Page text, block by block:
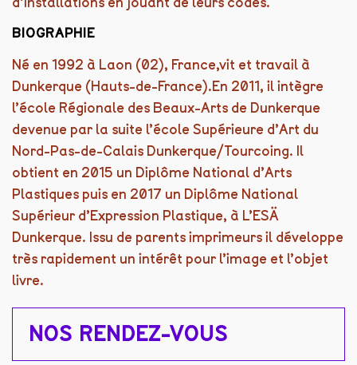
BIOGRAPHIE
Né en 1992 à Laon (02), France,vit et travail à
Dunkerque (Hauts-de-France).En 2011, il intègre
l’école Régionale des Beaux-Arts de Dunkerque
devenue par la suite l’école Supérieure d’Art du
Nord-Pas-de-Calais Dunkerque/Tourcoing. Il
obtient en 2015 un Diplôme National d’Arts
Plastiques puis en 2017 un Diplôme National
Supérieur d’Expression Plastique, à L’ESÄ
Dunkerque. Issu de parents imprimeurs il développe
très rapidement un intérêt pour l’image et l’objet
livre.
NOS RENDEZ-VOUS